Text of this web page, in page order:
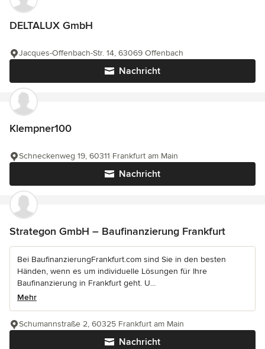
DELTALUX GmbH
Nachricht
Jacques-Offenbach-Str. 14, 63069 Offenbach
Klempner100
Nachricht
Schneckenweg 19, 60311 Frankfurt am Main
Strategon GmbH – Baufinanzierung Frankfurt
Bei BaufinanzierungFrankfurt.com sind Sie in den besten
Händen, wenn es um individuelle Lösungen für Ihre
Baufinanzierung in Frankfurt geht. U...
Mehr
Nachricht
Schumannstraße 2, 60325 Frankfurt am Main